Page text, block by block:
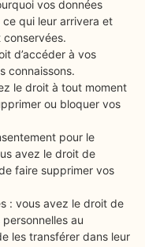
vos données
ce qui leur arrivera et
d’accéder à vos
connaissons.
le droit à tout moment
ou bloquer vos
pour le
avez le droit de
faire supprimer vos
: vous avez le droit de
au
les transférer dans leur